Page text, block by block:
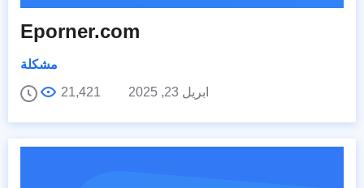
Eporner.com
مشكلة
ابريل 23, 2025
21,421